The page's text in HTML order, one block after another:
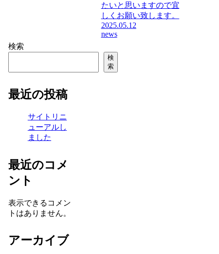
たいと思いますので宜
しくお願い致します。
2025.05.12
news
検索
検
索
最近の投稿
サイトリニ
ューアルし
ました
最近のコメ
ント
表示できるコメン
トはありません。
アーカイブ